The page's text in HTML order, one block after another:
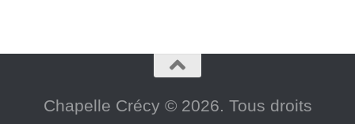
Chapelle Crécy © 2026. Tous droits